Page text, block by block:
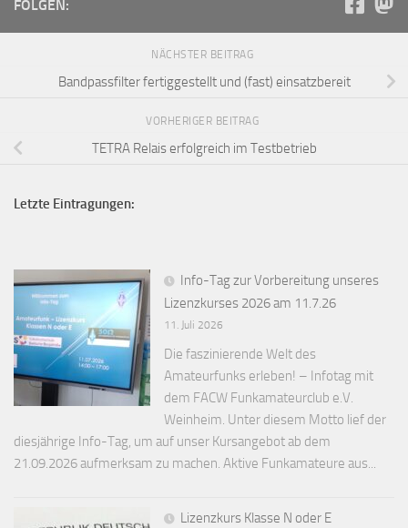
FOLGEN:
NÄCHSTER BEITRAG
Bandpassfilter fertiggestellt und (fast) einsatzbereit
VORHERIGER BEITRAG
TETRA Relais erfolgreich im Testbetrieb
Letzte Eintragungen:
Info-Tag zur Vorbereitung unseres
Lizenzkurses 2026 am 11.7.26
11. Juli 2026
Die faszinierende Welt des
Amateurfunks erleben! – Infotag mit
dem FACW Funkamateurclub e.V.
Weinheim. Unter diesem Motto lief der
diesjährige Info-Tag, um auf unser Kursangebot ab dem
21.09.2026 aufmerksam zu machen. Aktive Funkamateure aus...
Lizenzkurs Klasse N oder E